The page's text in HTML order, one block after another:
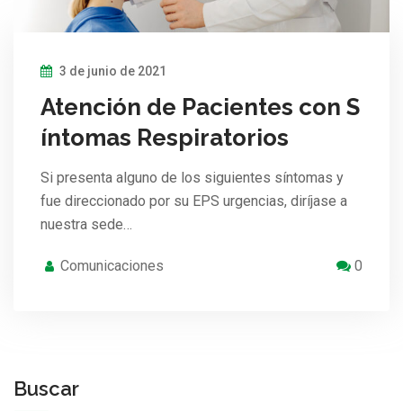
3 de junio de 2021
Atención de Pacientes con S
íntomas Respiratorios
Si presenta alguno de los siguientes síntomas y
fue direccionado por su EPS urgencias, diríjase a
nuestra sede…
Comunicaciones 0
Buscar